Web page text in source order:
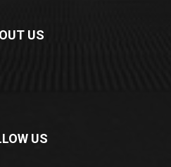
US
US